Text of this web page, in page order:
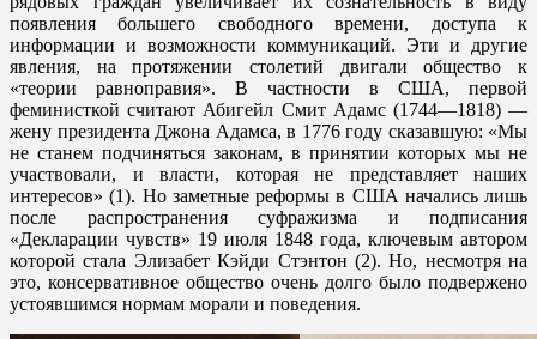
появления большего свободного времени, доступа к
информации и возможности коммуникаций. Эти и другие
явления, на протяжении столетий двигали общество к
«теории равноправия». В частности в США, первой
феминисткой считают Абигейл Смит Адамс (1744—1818) —
жену президента Джона Адамса, в 1776 году сказавшую: «Мы
не станем подчиняться законам, в принятии которых мы не
участвовали, и власти, которая не представляет наших
интересов» (1). Но заметные реформы в США начались лишь
после распространения суфражизма и подписания
«Декларации чувств» 19 июля 1848 года, ключевым автором
которой стала Элизабет Кэйди Стэнтон (2). Но, несмотря на
это, консервативное общество очень долго было подвержено
устоявшимся нормам морали и поведения.